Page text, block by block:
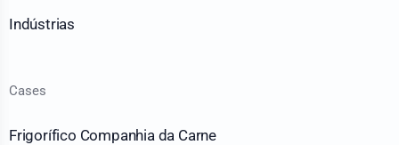
Indústrias
Cases
Frigorífico Companhia da Carne